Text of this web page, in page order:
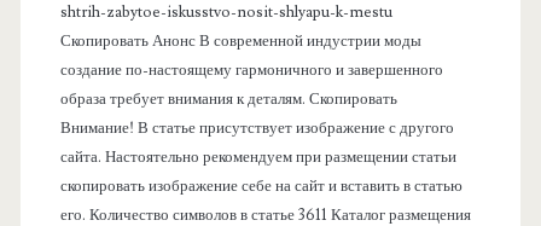
shtrih-zabytoe-iskusstvo-nosit-shlyapu-k-mestu
Скопировать Анонс В современной индустрии моды
создание по-настоящему гармоничного и завершенного
образа требует внимания к деталям. Скопировать
Внимание! В статье присутствует изображение с другого
сайта. Настоятельно рекомендуем при размещении статьи
скопировать изображение себе на сайт и вставить в статью
его. Количество символов в статье 3611 Каталог размещения